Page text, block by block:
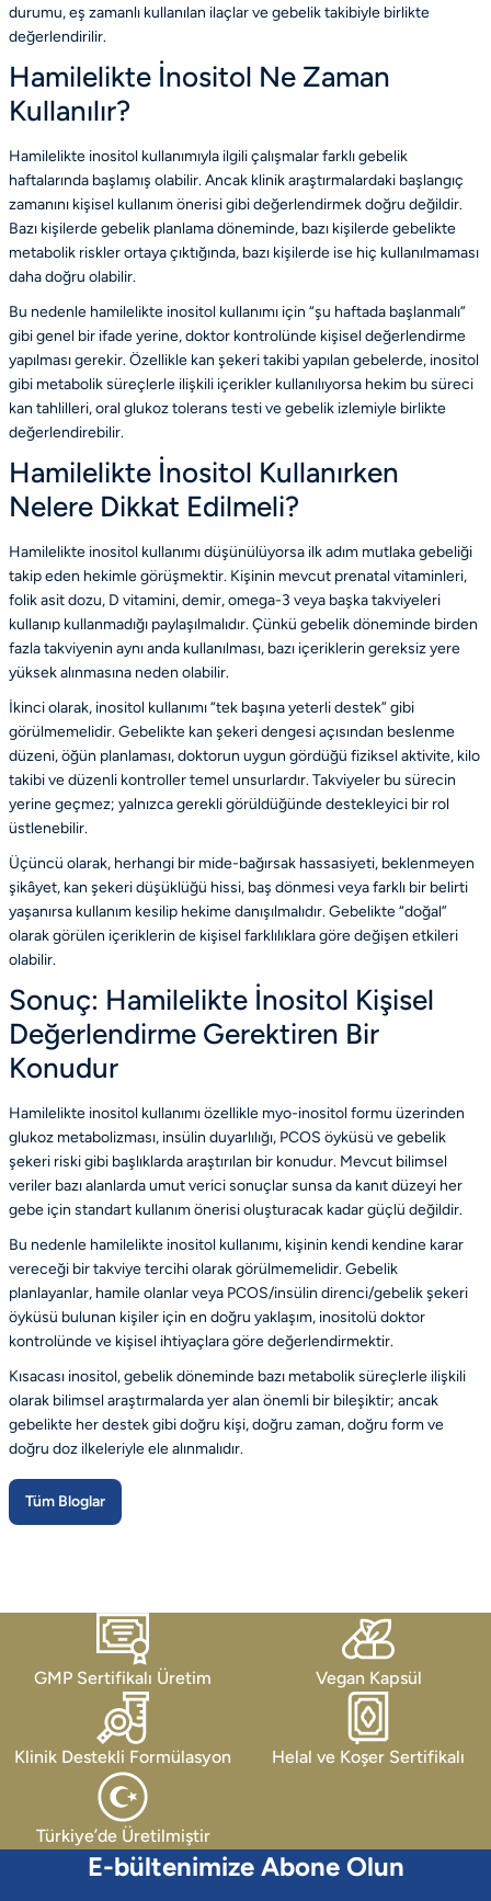
durumu, eş zamanlı kullanılan ilaçlar ve gebelik takibiyle birlikte
değerlendirilir.
Hamilelikte İnositol Ne Zaman
Kullanılır?
Hamilelikte inositol kullanımıyla ilgili çalışmalar farklı gebelik
haftalarında başlamış olabilir. Ancak klinik araştırmalardaki başlangıç
zamanını kişisel kullanım önerisi gibi değerlendirmek doğru değildir.
Bazı kişilerde gebelik planlama döneminde, bazı kişilerde gebelikte
metabolik riskler ortaya çıktığında, bazı kişilerde ise hiç kullanılmaması
daha doğru olabilir.
Bu nedenle hamilelikte inositol kullanımı için “şu haftada başlanmalı”
gibi genel bir ifade yerine, doktor kontrolünde kişisel değerlendirme
yapılması gerekir. Özellikle kan şekeri takibi yapılan gebelerde, inositol
gibi metabolik süreçlerle ilişkili içerikler kullanılıyorsa hekim bu süreci
kan tahlilleri, oral glukoz tolerans testi ve gebelik izlemiyle birlikte
değerlendirebilir.
Hamilelikte İnositol Kullanırken
Nelere Dikkat Edilmeli?
Hamilelikte inositol kullanımı düşünülüyorsa ilk adım mutlaka gebeliği
takip eden hekimle görüşmektir. Kişinin mevcut prenatal vitaminleri,
folik asit dozu, D vitamini, demir, omega-3 veya başka takviyeleri
kullanıp kullanmadığı paylaşılmalıdır. Çünkü gebelik döneminde birden
fazla takviyenin aynı anda kullanılması, bazı içeriklerin gereksiz yere
yüksek alınmasına neden olabilir.
İkinci olarak, inositol kullanımı “tek başına yeterli destek” gibi
görülmemelidir. Gebelikte kan şekeri dengesi açısından beslenme
düzeni, öğün planlaması, doktorun uygun gördüğü fiziksel aktivite, kilo
takibi ve düzenli kontroller temel unsurlardır. Takviyeler bu sürecin
yerine geçmez; yalnızca gerekli görüldüğünde destekleyici bir rol
üstlenebilir.
Üçüncü olarak, herhangi bir mide-bağırsak hassasiyeti, beklenmeyen
şikâyet, kan şekeri düşüklüğü hissi, baş dönmesi veya farklı bir belirti
yaşanırsa kullanım kesilip hekime danışılmalıdır. Gebelikte “doğal”
olarak görülen içeriklerin de kişisel farklılıklara göre değişen etkileri
olabilir.
Sonuç: Hamilelikte İnositol Kişisel
Değerlendirme Gerektiren Bir
Konudur
Hamilelikte inositol kullanımı özellikle myo-inositol formu üzerinden
glukoz metabolizması, insülin duyarlılığı, PCOS öyküsü ve gebelik
şekeri riski gibi başlıklarda araştırılan bir konudur. Mevcut bilimsel
veriler bazı alanlarda umut verici sonuçlar sunsa da kanıt düzeyi her
gebe için standart kullanım önerisi oluşturacak kadar güçlü değildir.
Bu nedenle hamilelikte inositol kullanımı, kişinin kendi kendine karar
vereceği bir takviye tercihi olarak görülmemelidir. Gebelik
planlayanlar, hamile olanlar veya PCOS/insülin direnci/gebelik şekeri
öyküsü bulunan kişiler için en doğru yaklaşım, inositolü doktor
kontrolünde ve kişisel ihtiyaçlara göre değerlendirmektir.
Kısacası inositol, gebelik döneminde bazı metabolik süreçlerle ilişkili
olarak bilimsel araştırmalarda yer alan önemli bir bileşiktir; ancak
gebelikte her destek gibi doğru kişi, doğru zaman, doğru form ve
doğru doz ilkeleriyle ele alınmalıdır.
Tüm Bloglar
GMP Sertifikalı Üretim Vegan Kapsül
Klinik Destekli Formülasyon Helal ve Koşer Sertifikalı
Türkiye’de Üretilmiştir
E-bültenimize Abone Olun